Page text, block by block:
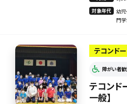
対象年代
幼児
門
テコンドー
障がい者
テコンド
一般】